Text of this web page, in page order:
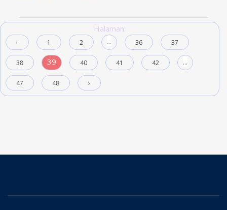
Halaman:
‹ 1 2 ... 36 37
38 39 40 41 42 ...
47 48 ›